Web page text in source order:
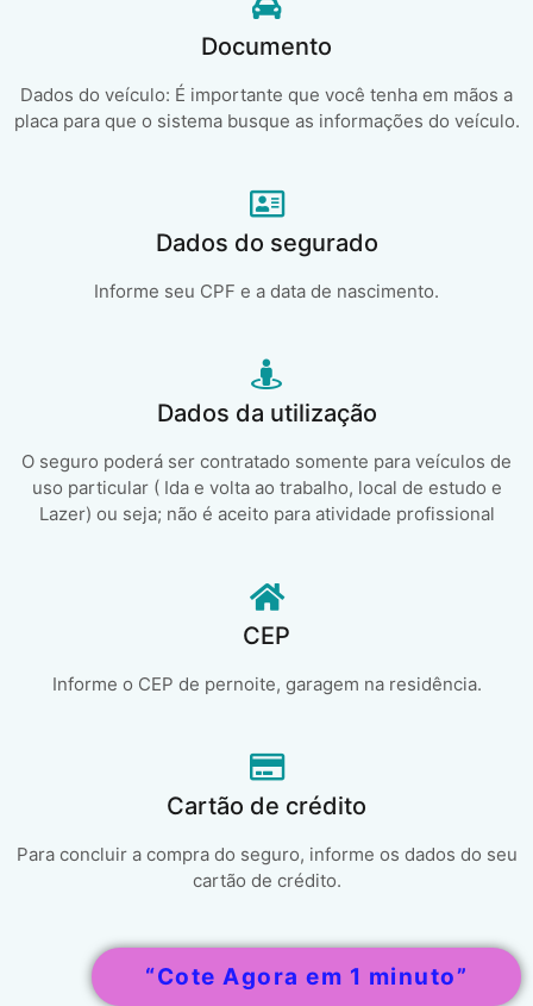
Documento
Dados do veículo: É importante que você tenha em mãos a
placa para que o sistema busque as informações do veículo.
Dados do segurado
Informe seu CPF e a data de nascimento.
Dados da utilização
O seguro poderá ser contratado somente para veículos de
uso particular ( Ida e volta ao trabalho, local de estudo e
Lazer) ou seja; não é aceito para atividade profissional
CEP
Informe o CEP de pernoite, garagem na residência.
Cartão de crédito
Para concluir a compra do seguro, informe os dados do seu
cartão de crédito.
“Cote Agora em 1 minuto”